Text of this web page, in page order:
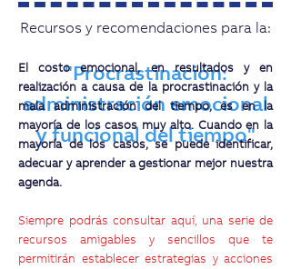
Recursos y recomendaciones para la:
"Procrastinación:
administración emocional
y funcional del tiempo"
El costo emocional, en resultados y en
realización a causa de la procrastinación y la
mala administración del tiempo, es en la
mayoría de los casos muy alto. Cuando en la
mayoría de los casos, se puede identificar,
adecuar y aprender a gestionar mejor nuestra
agenda.
Siempre podrás consultar aquí, una serie de
recursos amigables y sencillos que te
permitirán establecer estrategias y acciones